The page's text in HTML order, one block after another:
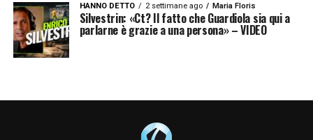
HANNO DETTO 2 settimane ago Maria Floris
Silvestrin: «Ct? Il fatto che Guardiola sia qui a
parlarne è grazie a una persona» – VIDEO